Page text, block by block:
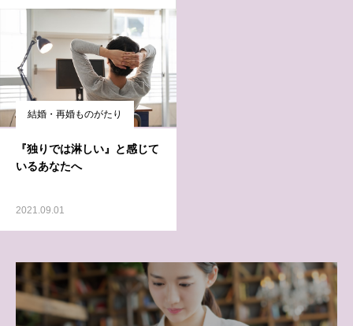
結婚・再婚ものがたり
『独りでは淋しい』と感じて
いるあなたへ
2021.09.01